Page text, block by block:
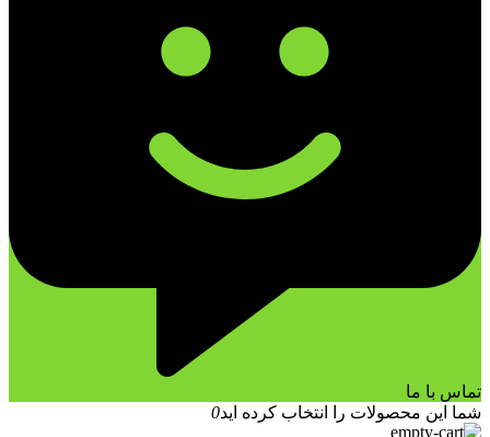
تماس با ما
شما این محصولات را انتخاب کرده اید0